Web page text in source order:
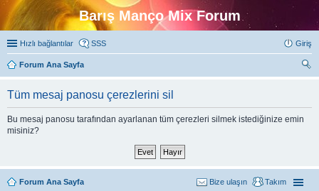
Barış Manço Mix Forum
Hızlı bağlantılar SSS Giriş
Forum Ana Sayfa
Tüm mesaj panosu çerezlerini sil
Bu mesaj panosu tarafından ayarlanan tüm çerezleri silmek istediğinize emin
misiniz?
Forum Ana Sayfa Takım
Bize ulaşın